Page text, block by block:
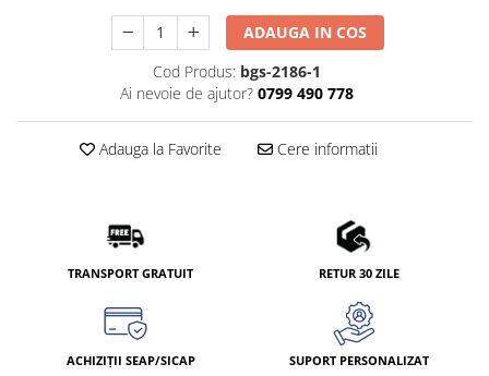
ADAUGA IN COS
Cod Produs: bgs-2186-1
Ai nevoie de ajutor? 0799 490 778
Adauga la Favorite Cere informatii
TRANSPORT GRATUIT RETUR 30 ZILE
ACHIZIȚII SEAP/SICAP SUPORT PERSONALIZAT